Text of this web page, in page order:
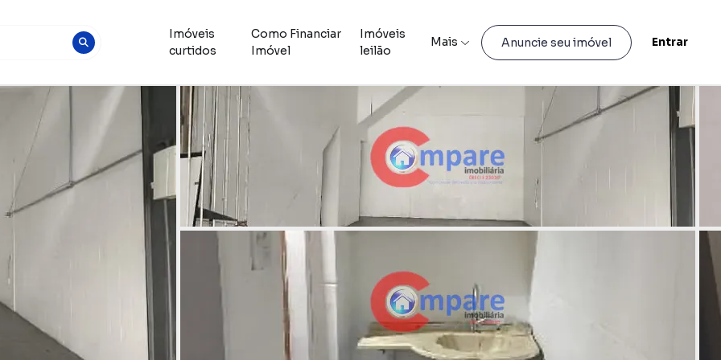
Imóveis
curtidos
Como Financiar
Imóvel
Imóveis
leilão
Mais Anuncie seu imóvel Entrar